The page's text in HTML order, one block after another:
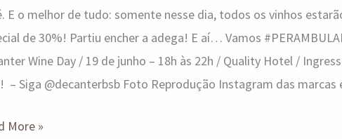
E o melhor de tudo: somente nesse dia, todos os vinhos
de 30%! Partiu encher a adega! E aí… Vamos
Wine Day / 19 de junho – 18h às 22h / Quality Hotel /
– Siga @decanterbsb Foto Reprodução Instagram das marcas
More »